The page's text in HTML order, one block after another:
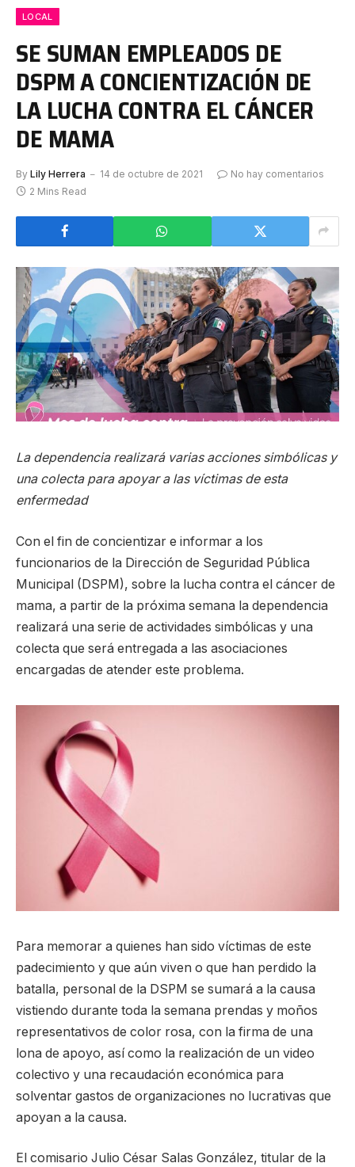
LOCAL
SE SUMAN EMPLEADOS DE
DSPM A CONCIENTIZACIÓN DE
LA LUCHA CONTRA EL CÁNCER
DE MAMA
By Lily Herrera 14 de octubre de 2021
No hay comentarios
2 Mins Read
La dependencia realizará varias acciones simbólicas y
una colecta para apoyar a las víctimas de esta
enfermedad
Con el fin de concientizar e informar a los
funcionarios de la Dirección de Seguridad Pública
Municipal (DSPM), sobre la lucha contra el cáncer de
mama, a partir de la próxima semana la dependencia
realizará una serie de actividades simbólicas y una
colecta que será entregada a las asociaciones
encargadas de atender este problema.
Para memorar a quienes han sido víctimas de este
padecimiento y que aún viven o que han perdido la
batalla, personal de la DSPM se sumará a la causa
vistiendo durante toda la semana prendas y moños
representativos de color rosa, con la firma de una
lona de apoyo, así como la realización de un video
colectivo y una recaudación económica para
solventar gastos de organizaciones no lucrativas que
apoyan a la causa.
El comisario Julio César Salas González, titular de la